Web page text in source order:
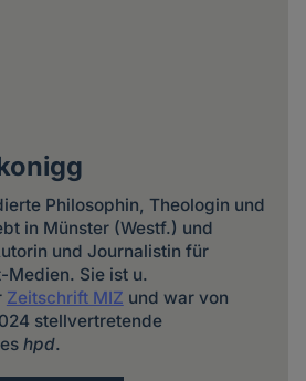
Philosophin, Theologin und
in Münster (Westf.) und
und Journalistin für
Medien. Sie ist u.
Zeitschrift MIZ und war von
stellvertretende
hpd.